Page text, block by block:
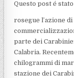
Questo post é
rosegue l’azione
parte dei
Calabria.
chilogrammi di
stazione dei